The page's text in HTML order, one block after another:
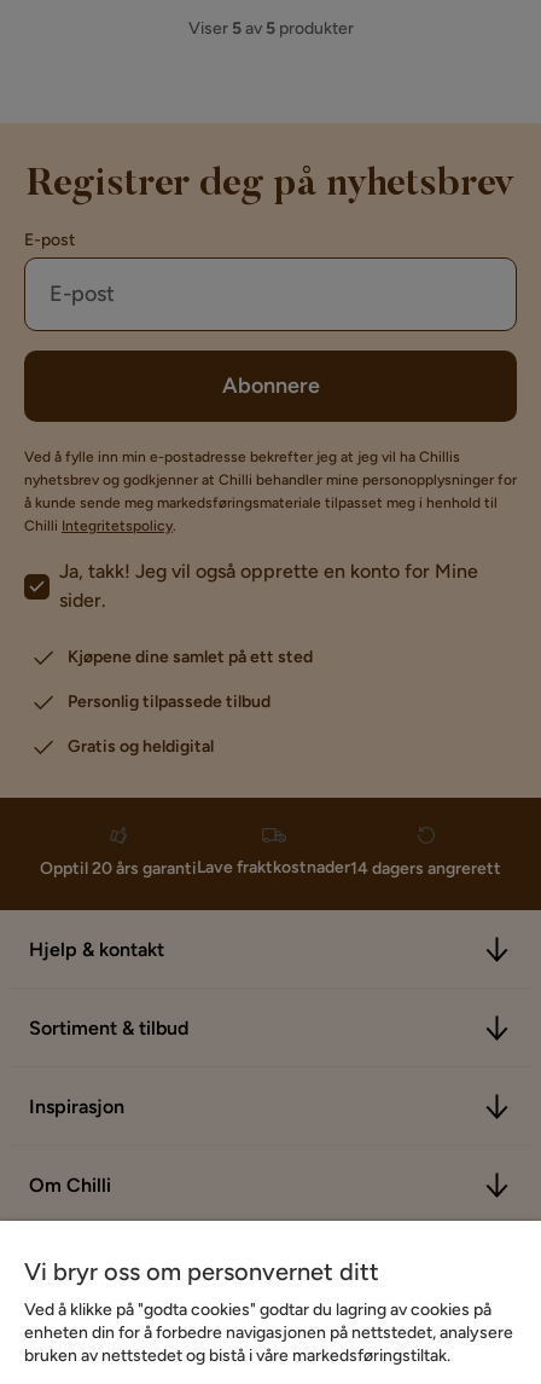
Viser 5av 5produkter
Registrer deg på nyhetsbrev
E-post
Abonnere
Ved å fylle inn min e-postadresse bekrefter jeg at jeg vil ha Chillis
nyhetsbrev og godkjenner at Chilli behandler mine personopplysninger for
å kunde sende meg markedsføringsmateriale tilpasset meg i henhold til
Chilli Integritetspolicy.
Ja, takk! Jeg vil også opprette en konto for Mine
sider.
Kjøpene dine samlet på ett sted
Personlig tilpassede tilbud
Gratis og heldigital
Opptil 20 års garantiLave fraktkostnader14 dagers angrerett
Hjelp & kontakt
Sortiment & tilbud
Inspirasjon
Om Chilli
Vi bryr oss om personvernet ditt
Ved å klikke på "godta cookies" godtar du lagring av cookies på
enheten din for å forbedre navigasjonen på nettstedet, analysere
bruken av nettstedet og bistå i våre markedsføringstiltak.